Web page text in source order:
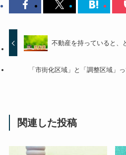
不動産を持っていると、
「市街化区域」と「調整区域」
関連した投稿